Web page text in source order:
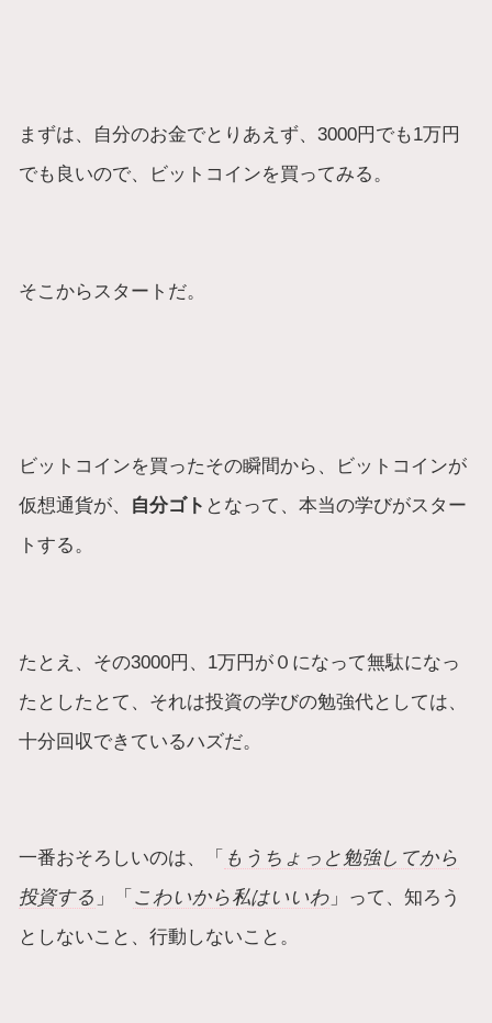
まずは、自分のお金でとりあえず、3000円でも1万円
でも良いので、ビットコインを買ってみる。
そこからスタートだ。
ビットコインを買ったその瞬間から、ビットコインが
仮想通貨が、 自分ゴト となって、本当の学びがスター
トする。
たとえ、その3000円、1万円が０になって無駄になっ
たとしたとて、それは投資の学びの勉強代としては、
十分回収できているハズだ。
一番おそろしいのは、「 もうちょっと勉強してから
投資する 」「 こわいから私はいいわ 」って、知ろう
としないこと、行動しないこと。